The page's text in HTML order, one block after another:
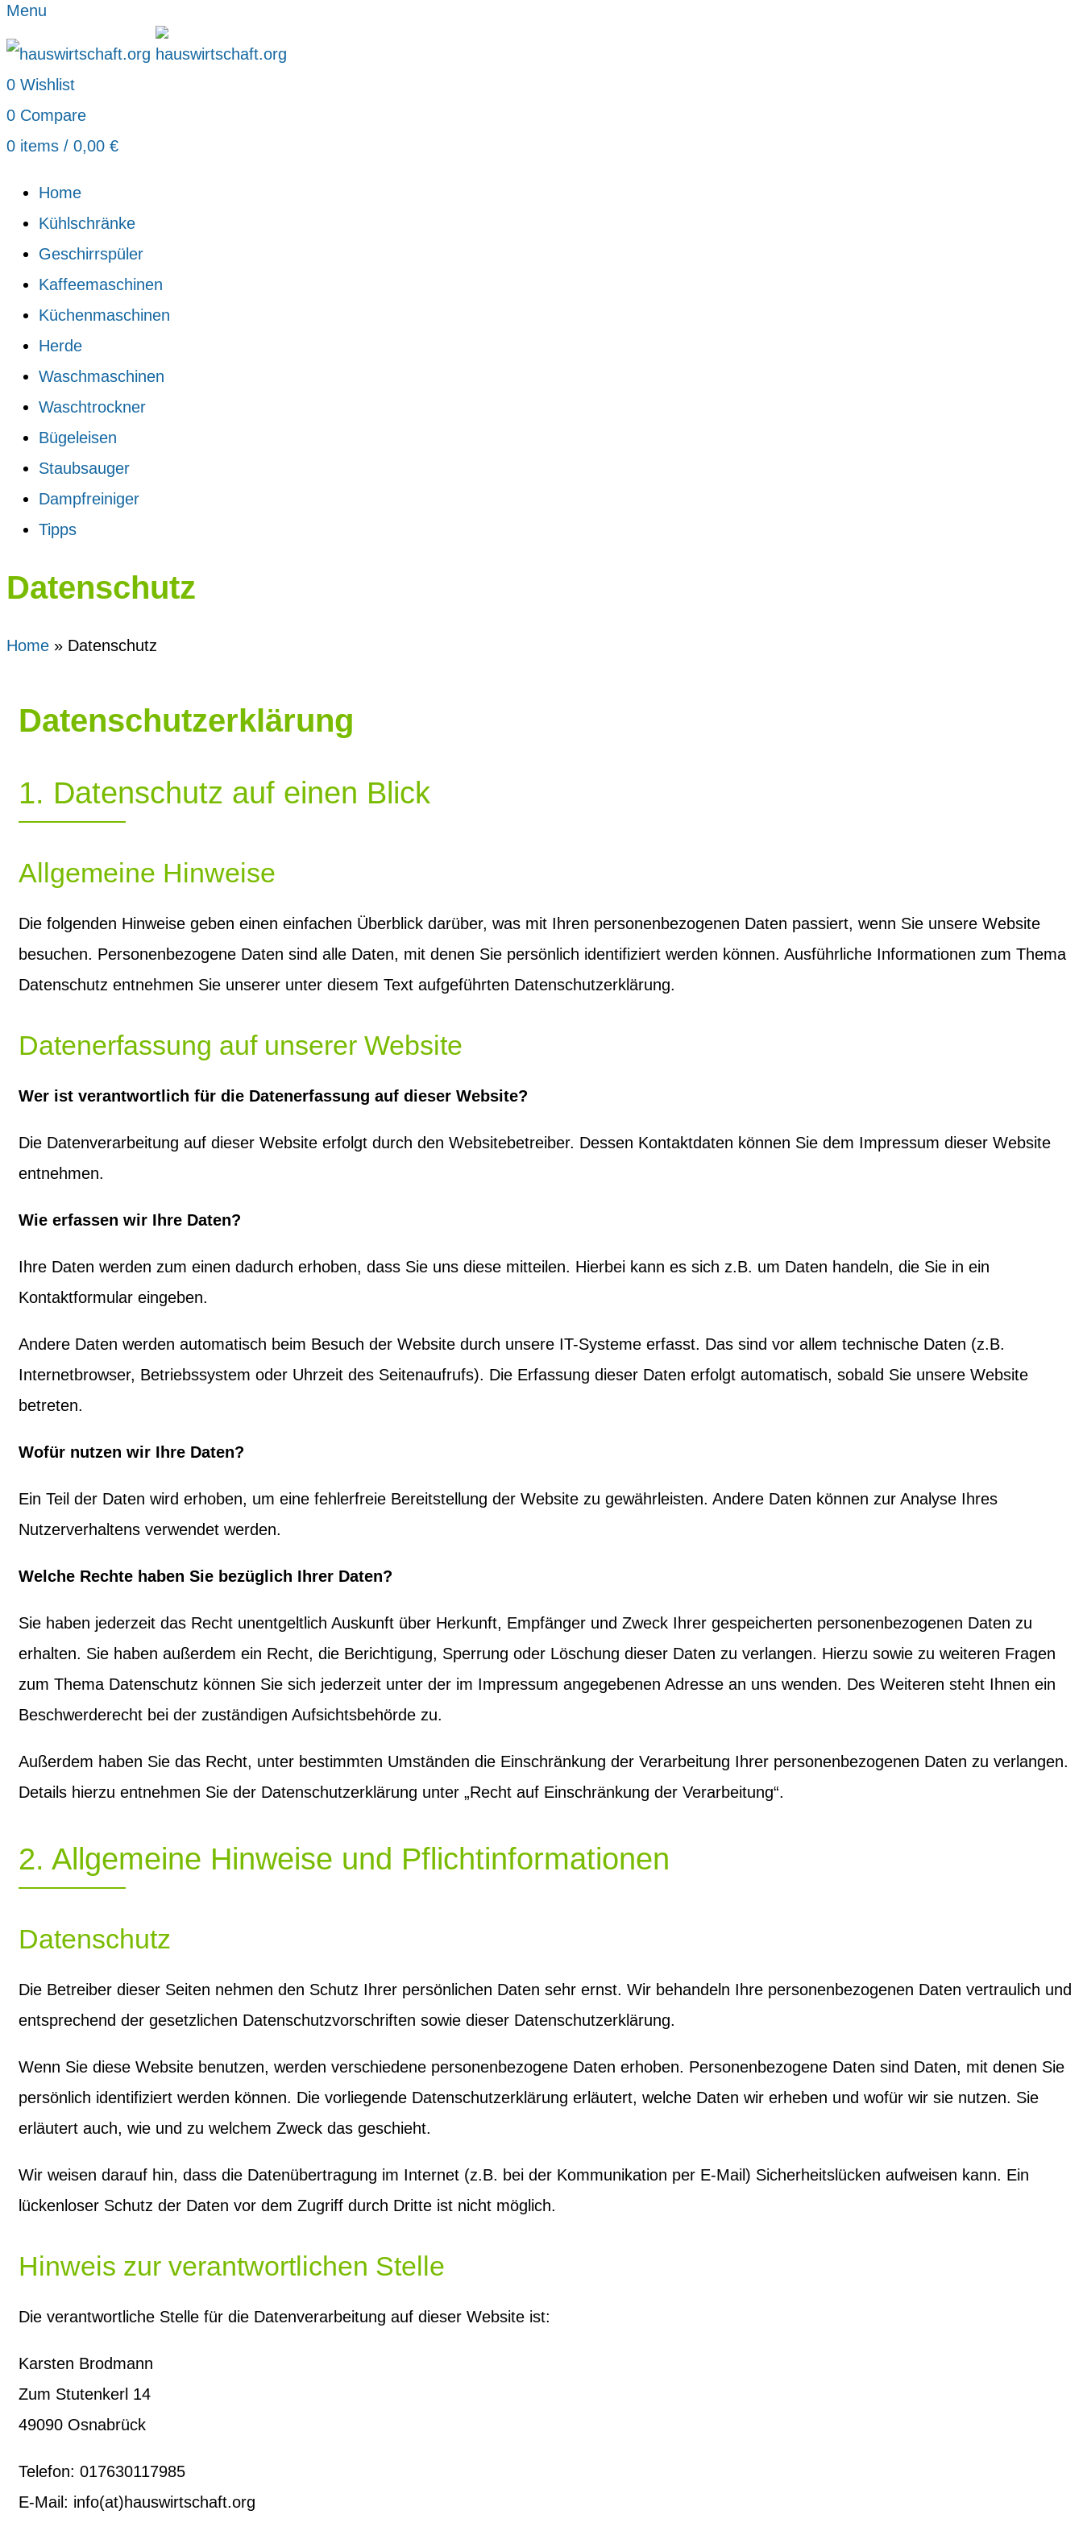
Menu
0 Wishlist
0 Compare
0 items / 0,00 €
Home
Kühlschränke
Geschirrspüler
Kaffeemaschinen
Küchenmaschinen
Herde
Waschmaschinen
Waschtrockner
Bügeleisen
Staubsauger
Dampfreiniger
Tipps
Datenschutz
Home » Datenschutz
Datenschutzerklärung
1. Datenschutz auf einen Blick
Allgemeine Hinweise
Die folgenden Hinweise geben einen einfachen Überblick darüber, was mit Ihren personenbezogenen Daten passiert, wenn Sie unsere Website
besuchen. Personenbezogene Daten sind alle Daten, mit denen Sie persönlich identifiziert werden können. Ausführliche Informationen zum Thema
Datenschutz entnehmen Sie unserer unter diesem Text aufgeführten Datenschutzerklärung.
Datenerfassung auf unserer Website
Wer ist verantwortlich für die Datenerfassung auf dieser Website?
Die Datenverarbeitung auf dieser Website erfolgt durch den Websitebetreiber. Dessen Kontaktdaten können Sie dem Impressum dieser Website
entnehmen.
Wie erfassen wir Ihre Daten?
Ihre Daten werden zum einen dadurch erhoben, dass Sie uns diese mitteilen. Hierbei kann es sich z.B. um Daten handeln, die Sie in ein
Kontaktformular eingeben.
Andere Daten werden automatisch beim Besuch der Website durch unsere IT-Systeme erfasst. Das sind vor allem technische Daten (z.B.
Internetbrowser, Betriebssystem oder Uhrzeit des Seitenaufrufs). Die Erfassung dieser Daten erfolgt automatisch, sobald Sie unsere Website
betreten.
Wofür nutzen wir Ihre Daten?
Ein Teil der Daten wird erhoben, um eine fehlerfreie Bereitstellung der Website zu gewährleisten. Andere Daten können zur Analyse Ihres
Nutzerverhaltens verwendet werden.
Welche Rechte haben Sie bezüglich Ihrer Daten?
Sie haben jederzeit das Recht unentgeltlich Auskunft über Herkunft, Empfänger und Zweck Ihrer gespeicherten personenbezogenen Daten zu
erhalten. Sie haben außerdem ein Recht, die Berichtigung, Sperrung oder Löschung dieser Daten zu verlangen. Hierzu sowie zu weiteren Fragen
zum Thema Datenschutz können Sie sich jederzeit unter der im Impressum angegebenen Adresse an uns wenden. Des Weiteren steht Ihnen ein
Beschwerderecht bei der zuständigen Aufsichtsbehörde zu.
Außerdem haben Sie das Recht, unter bestimmten Umständen die Einschränkung der Verarbeitung Ihrer personenbezogenen Daten zu verlangen.
Details hierzu entnehmen Sie der Datenschutzerklärung unter „Recht auf Einschränkung der Verarbeitung“.
2. Allgemeine Hinweise und Pflichtinformationen
Datenschutz
Die Betreiber dieser Seiten nehmen den Schutz Ihrer persönlichen Daten sehr ernst. Wir behandeln Ihre personenbezogenen Daten vertraulich und
entsprechend der gesetzlichen Datenschutzvorschriften sowie dieser Datenschutzerklärung.
Wenn Sie diese Website benutzen, werden verschiedene personenbezogene Daten erhoben. Personenbezogene Daten sind Daten, mit denen Sie
persönlich identifiziert werden können. Die vorliegende Datenschutzerklärung erläutert, welche Daten wir erheben und wofür wir sie nutzen. Sie
erläutert auch, wie und zu welchem Zweck das geschieht.
Wir weisen darauf hin, dass die Datenübertragung im Internet (z.B. bei der Kommunikation per E-Mail) Sicherheitslücken aufweisen kann. Ein
lückenloser Schutz der Daten vor dem Zugriff durch Dritte ist nicht möglich.
Hinweis zur verantwortlichen Stelle
Die verantwortliche Stelle für die Datenverarbeitung auf dieser Website ist:
Karsten Brodmann
Zum Stutenkerl 14
49090 Osnabrück
Telefon: 017630117985
E-Mail: info(at)hauswirtschaft.org